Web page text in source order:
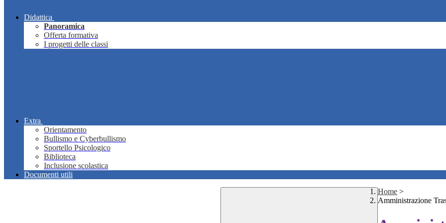
Didattica
Panoramica
Offerta formativa
I progetti delle classi
Extra
Orientamento
Bullismo e Cyberbullismo
Sportello Psicologico
Biblioteca
Inclusione scolastica
Documenti utili
Home >
Amministrazione